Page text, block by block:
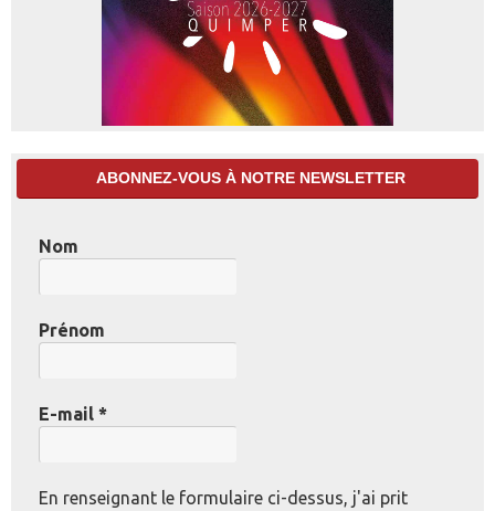
ABONNEZ-VOUS À NOTRE NEWSLETTER
Nom
Prénom
E-mail *
En renseignant le formulaire ci-dessus, j'ai prit